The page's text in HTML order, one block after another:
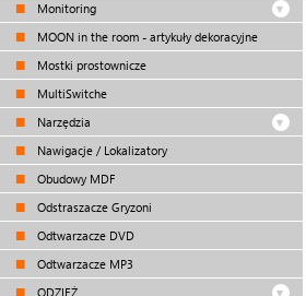
Monitoring
MOON in the room - artykuły dekoracyjne
Mostki prostownicze
MultiSwitche
Narzędzia
Nawigacje / Lokalizatory
Obudowy MDF
Odstraszacze Gryzoni
Odtwarzacze DVD
Odtwarzacze MP3
ODZIEŻ